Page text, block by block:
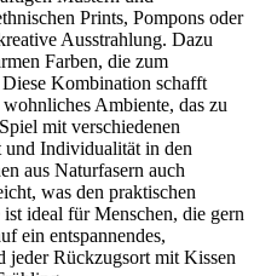
Prints, Pompons oder
Ausstrahlung. Dazu
Farben, die zum
Kombination schafft
Ambiente, das zu
mit verschiedenen
Individualität in den
aus Naturfasern auch
was den praktischen
ideal für Menschen, die gern
ein entspannendes,
jeder Rückzugsort mit Kissen